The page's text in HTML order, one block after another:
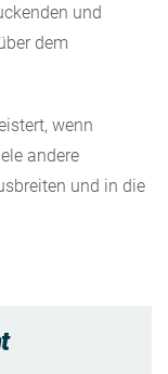
und
dem
wenn
andere
und in die